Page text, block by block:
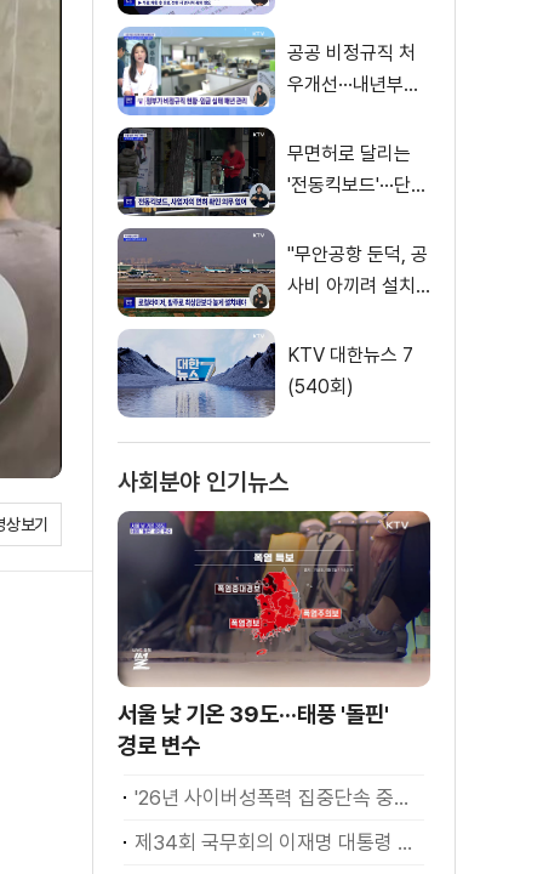
보기
공공 비정규직 처
우개선···내년부터
스의 맥]
무면허로 달리는
'전동킥보드'···단속
"무안공항 둔덕, 공
사비 아끼려 설치···
KTV 대한뉴스 7
(540회)
사회분야 인기뉴스
서울 낮 기온 39도···태풍 '돌핀'
경로 변수
'26년 사이버성폭력 집중단속 중간성과 발표···향후 추진계획은?
제34회 국무회의 이재명 대통령 모두발언